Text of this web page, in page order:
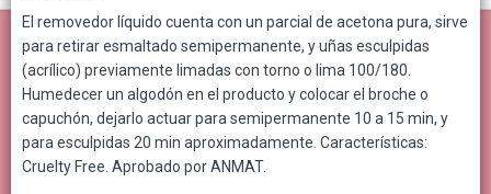
El removedor líquido cuenta con un parcial de acetona pura, sirve
para retirar esmaltado semipermanente, y uñas esculpidas
(acrílico) previamente limadas con torno o lima 100/180.
Humedecer un algodón en el producto y colocar el broche o
capuchón, dejarlo actuar para semipermanente 10 a 15 min, y
para esculpidas 20 min aproximadamente. Características:
Cruelty Free. Aprobado por ANMAT.
REMOVEDOR MANICURA
Lista vacía